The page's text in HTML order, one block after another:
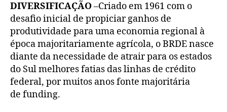
DIVERSIFICAÇÃO–Criado em 1961 com o
desafio inicial de propiciar ganhos de
produtividade para uma economia regional à
época majoritariamente agrícola, o BRDE nasce
diante da necessidade de atrair para os estados
do Sul melhores fatias das linhas de crédito
federal, por muitos anos fonte majoritária
de funding.